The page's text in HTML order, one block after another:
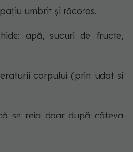
umbrit și răcoros.
apă, sucuri de fructe,
corpului (prin udat si
se reia doar după câteva